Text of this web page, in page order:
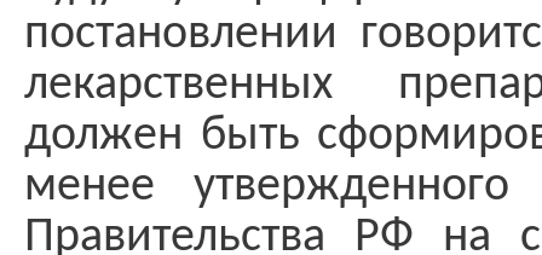
постановлении
лекарственных
должен быть
менее утвержденного
Правительства РФ на